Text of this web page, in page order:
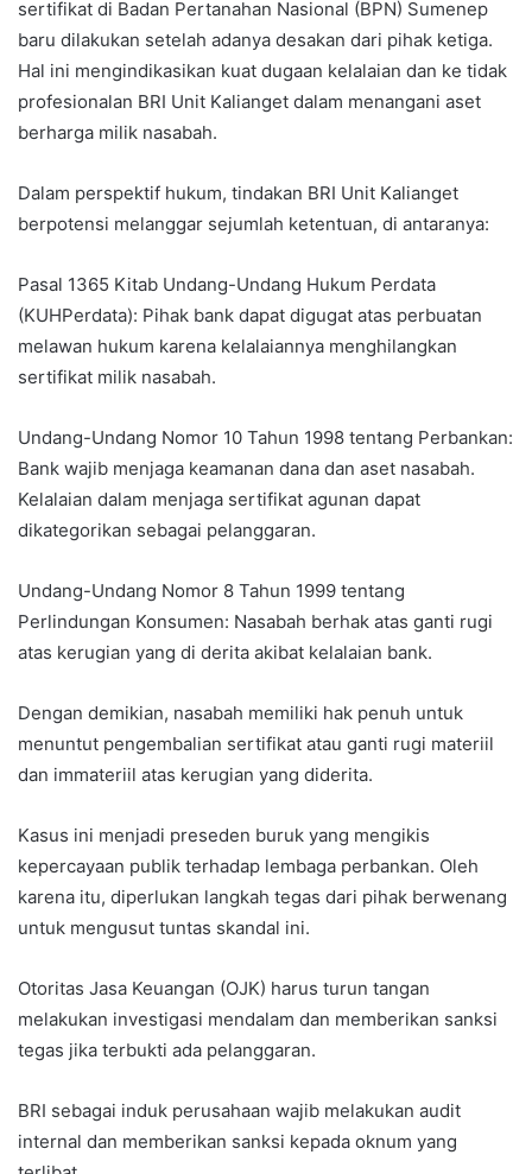
sertifikat di Badan Pertanahan Nasional (BPN) Sumenep
baru dilakukan setelah adanya desakan dari pihak ketiga.
Hal ini mengindikasikan kuat dugaan kelalaian dan ke tidak
profesionalan BRI Unit Kalianget dalam menangani aset
berharga milik nasabah.
Dalam perspektif hukum, tindakan BRI Unit Kalianget
berpotensi melanggar sejumlah ketentuan, di antaranya:
Pasal 1365 Kitab Undang-Undang Hukum Perdata
(KUHPerdata): Pihak bank dapat digugat atas perbuatan
melawan hukum karena kelalaiannya menghilangkan
sertifikat milik nasabah.
Undang-Undang Nomor 10 Tahun 1998 tentang Perbankan:
Bank wajib menjaga keamanan dana dan aset nasabah.
Kelalaian dalam menjaga sertifikat agunan dapat
dikategorikan sebagai pelanggaran.
Undang-Undang Nomor 8 Tahun 1999 tentang
Perlindungan Konsumen: Nasabah berhak atas ganti rugi
atas kerugian yang di derita akibat kelalaian bank.
Dengan demikian, nasabah memiliki hak penuh untuk
menuntut pengembalian sertifikat atau ganti rugi materiil
dan immateriil atas kerugian yang diderita.
Kasus ini menjadi preseden buruk yang mengikis
kepercayaan publik terhadap lembaga perbankan. Oleh
karena itu, diperlukan langkah tegas dari pihak berwenang
untuk mengusut tuntas skandal ini.
Otoritas Jasa Keuangan (OJK) harus turun tangan
melakukan investigasi mendalam dan memberikan sanksi
tegas jika terbukti ada pelanggaran.
BRI sebagai induk perusahaan wajib melakukan audit
internal dan memberikan sanksi kepada oknum yang